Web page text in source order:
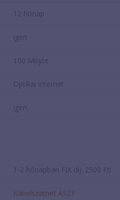
12 hónap
igen
100 Mbyte
Optikai internet
igen
1-2 hónapban FIX díj: 2500 Ft!
Kábelszatnet ÁSZF